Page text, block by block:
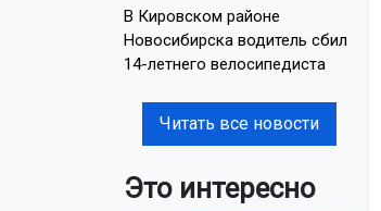
В Кировском районе
Новосибирска водитель сбил
14-летнего велосипедиста
Читать все новости
Это интересно